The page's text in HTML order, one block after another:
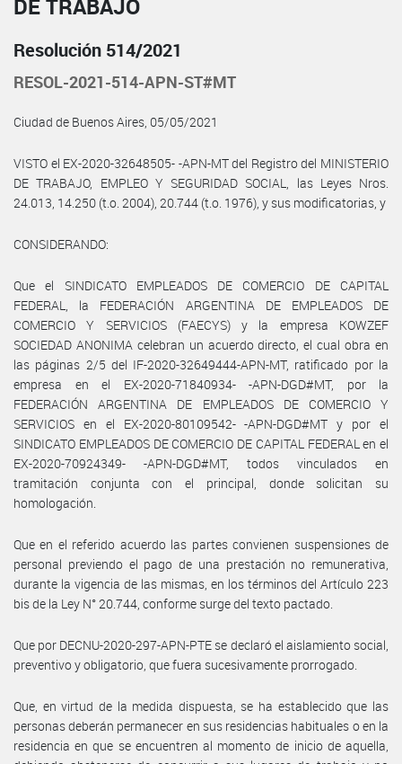
DE TRABAJO
Resolución 514/2021
RESOL-2021-514-APN-ST#MT
Ciudad de Buenos Aires, 05/05/2021
VISTO el EX-2020-32648505- -APN-MT del Registro del MINISTERIO
DE TRABAJO, EMPLEO Y SEGURIDAD SOCIAL, las Leyes Nros.
24.013, 14.250 (t.o. 2004), 20.744 (t.o. 1976), y sus modificatorias, y
CONSIDERANDO:
Que el SINDICATO EMPLEADOS DE COMERCIO DE CAPITAL
FEDERAL, la FEDERACIÓN ARGENTINA DE EMPLEADOS DE
COMERCIO Y SERVICIOS (FAECYS) y la empresa KOWZEF
SOCIEDAD ANONIMA celebran un acuerdo directo, el cual obra en
las páginas 2/5 del IF-2020-32649444-APN-MT, ratificado por la
empresa en el EX-2020-71840934- -APN-DGD#MT, por la
FEDERACIÓN ARGENTINA DE EMPLEADOS DE COMERCIO Y
SERVICIOS en el EX-2020-80109542- -APN-DGD#MT y por el
SINDICATO EMPLEADOS DE COMERCIO DE CAPITAL FEDERAL en el
EX-2020-70924349- -APN-DGD#MT, todos vinculados en
tramitación conjunta con el principal, donde solicitan su
homologación.
Que en el referido acuerdo las partes convienen suspensiones de
personal previendo el pago de una prestación no remunerativa,
durante la vigencia de las mismas, en los términos del Artículo 223
bis de la Ley N° 20.744, conforme surge del texto pactado.
Que por DECNU-2020-297-APN-PTE se declaró el aislamiento social,
preventivo y obligatorio, que fuera sucesivamente prorrogado.
Que, en virtud de la medida dispuesta, se ha establecido que las
personas deberán permanecer en sus residencias habituales o en la
residencia en que se encuentren al momento de inicio de aquella,